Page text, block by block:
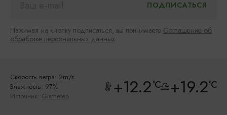
Нажимая на кнопку подписаться, вы принимаете Соглашение об
обработке персональных данных
Скорость ветра: 2m/s
Влажность: 97%
Источник: Gismeteo +12.2°C +19.2°C